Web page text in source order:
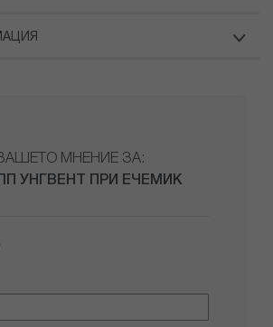
МНЕНИЕ ЗА:
УНГВЕНТ ПРИ ЕЧЕМИК